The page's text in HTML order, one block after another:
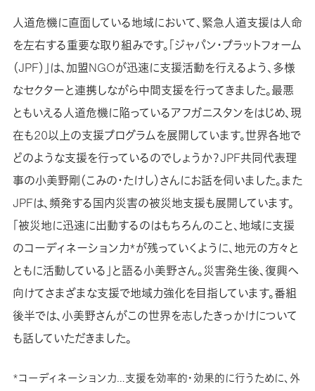
人道危機に直面している地域において、緊急人道支援は人命
を左右する重要な取り組みです。「ジャパン・プラットフォーム
（JPF）」は、加盟NGOが迅速に支援活動を行えるよう、多様
なセクターと連携しながら中間支援を行ってきました。最悪
ともいえる人道危機に陥っているアフガニスタンをはじめ、現
在も20以上の支援プログラムを展開しています。世界各地で
どのような支援を行っているのでしょうか？JPF共同代表理
事の小美野剛（こみの・たけし）さんにお話を伺いました。また
JPFは、頻発する国内災害の被災地支援も展開しています。
「被災地に迅速に出動するのはもちろんのこと、地域に支援
のコーディネーション力*が残っていくように、地元の方々と
ともに活動している」と語る小美野さん。災害発生後、復興へ
向けてさまざまな支援で地域力強化を目指しています。番組
後半では、小美野さんがこの世界を志したきっかけについて
も話していただきました。
*コーディネーション力…支援を効率的・効果的に行うために、外